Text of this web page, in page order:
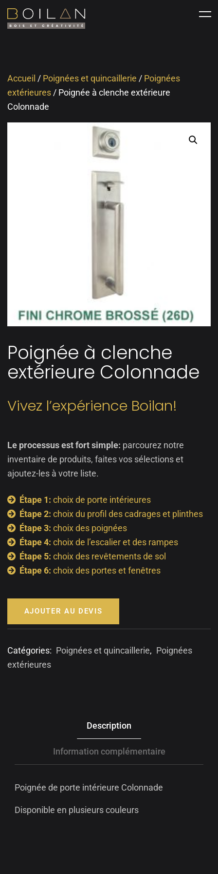
Accueil / Poignées et quincaillerie / Poignées
extérieures / Poignée à clenche extérieure
Colonnade
Poignée à clenche
extérieure Colonnade
Vivez l’expérience Boilan!
Le processus est fort simple: parcourez notre
inventaire de produits, faites vos sélections et
ajoutez-les à votre liste.
Étape 1: choix de porte intérieures
Étape 2: choix du profil des cadrages et plinthes
Étape 3: choix des poignées
Étape 4: choix de l’escalier et des rampes
Étape 5: choix des revêtements de sol
Étape 6: choix des portes et fenêtres
AJOUTER AU DEVIS
Catégories: Poignées et quincaillerie, Poignées
extérieures
Description
Information complémentaire
Poignée de porte intérieure Colonnade
Disponible en plusieurs couleurs